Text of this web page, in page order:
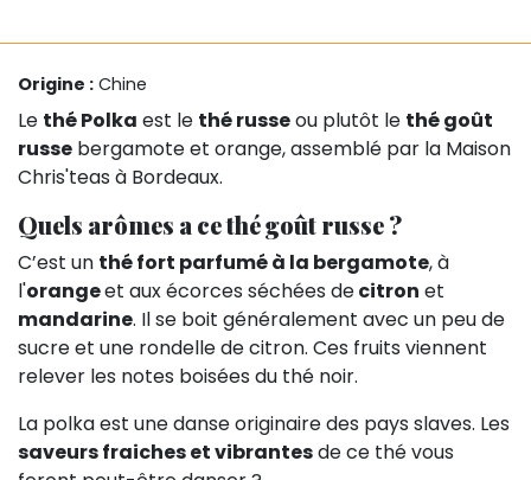
Origine : Chine
Le thé Polka est le thé russeou plutôt le thé goût
russe bergamote et orange, assemblé par la Maison
Chris'teas à Bordeaux.
Quels arômes a ce thé goût russe ?
C’est un thé fort parfumé à la bergamote, à
l'orangeet aux écorces séchées decitron et
mandarine. Il se boit généralement avec un peu de
sucre et une rondelle de citron. Ces fruits viennent
relever les notes boisées du thé noir.
La polka est une danse originaire des pays slaves. Les
saveurs fraiches et vibrantesde ce thé vous